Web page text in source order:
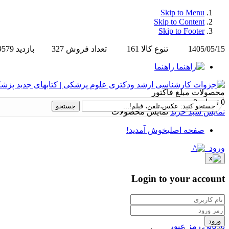
Skip to Menu
Skip to Content
Skip to Footer
1405/05/15 تنوع کالا 161 تعداد فروش 327 بازدید
راهنما
محصولات مبلغ فاکتور
0 تومان
0
نمایش سبد خرید نمایش محصولات
صفحه اصلیخوش آمدید!
ورود
Login to your account
ورود
بازیابی رمز عبور